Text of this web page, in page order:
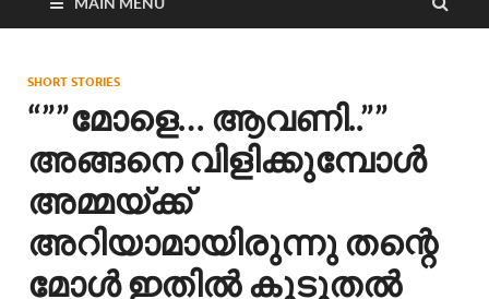
SHORT STORIES
“””മോളെ… ആവണി..””
അങ്ങനെ വിളിക്കുമ്പോൾ
അമ്മയ്ക്ക്
അറിയാമായിരുന്നു തന്റെ
മോൾ ഇതിൽ കൂടുതൽ